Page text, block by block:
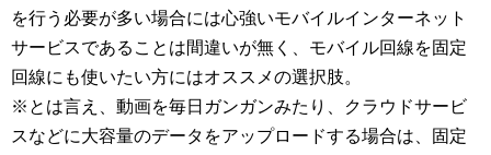
を行う必要が多い場合には心強いモバイルインターネット
サービスであることは間違いが無く、モバイル回線を固定
回線にも使いたい方にはオススメの選択肢。
※とは言え、動画を毎日ガンガンみたり、クラウドサービ
スなどに大容量のデータをアップロードする場合は、固定